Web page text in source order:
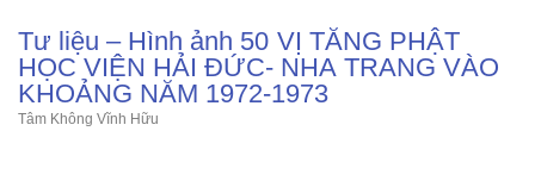
Tư liệu – Hình ảnh 50 VỊ TĂNG PHẬT
HỌC VIỆN HẢI ĐỨC- NHA TRANG VÀO
KHOẢNG NĂM 1972-1973
Tâm Không Vĩnh Hữu